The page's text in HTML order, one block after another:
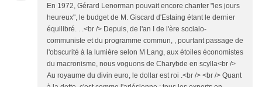
En 1972, Gérard Lenorman pouvait encore chanter "les jours
heureux", le budget de M. Giscard d'Estaing étant le dernier
équilibré. . .<br /> Depuis, de l'an I de l'ère socialo-
communiste et du programme commun, , pourtant passage de
l'obscurité à la lumière selon M Lang, aux étoiles économistes
du macronisme, nous voguons de Charybde en scylla<br />
Au royaume du divin euro, le dollar est roi .<br /> <br /> Quant